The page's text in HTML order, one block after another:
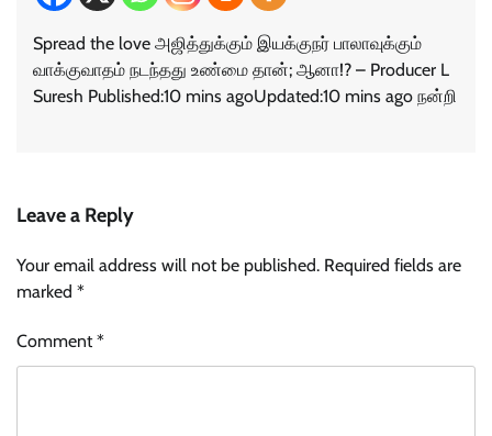
Spread the love அஜித்துக்கும் இயக்குநர் பாலாவுக்கும்
வாக்குவாதம் நடந்தது உண்மை தான்; ஆனா!? – Producer L
Suresh Published:10 mins agoUpdated:10 mins ago நன்றி
Leave a Reply
Your email address will not be published. Required fields are
marked *
Comment*